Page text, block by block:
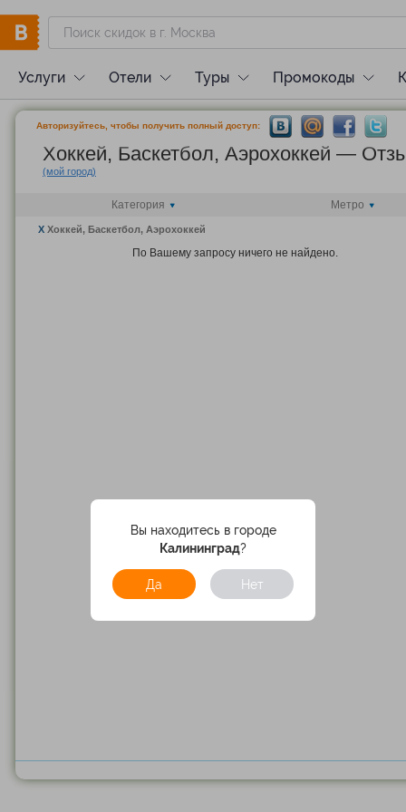
Вы находитесь в городе
Калининград?
Да Нет
Услуги Отели Туры Промокоды
Авторизуйтесь, чтобы получить полный доступ:
Хоккей, Баскетбол, Аэрохоккей —
(мой город)
Категория Метро
X Хоккей, Баскетбол, Аэрохоккей
По Вашему запросу ничего не найдено.